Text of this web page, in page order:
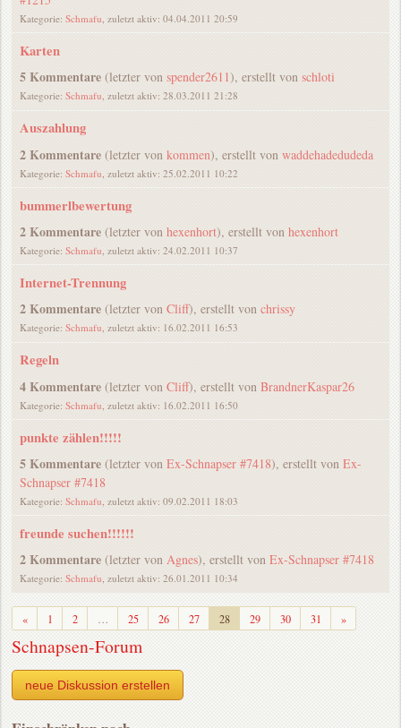
Kategorie: Schmafu , zuletzt aktiv: 04.04.2011 20:59
Karten
5 Kommentare(letzter von spender2611), erstellt von schloti
Kategorie: Schmafu, zuletzt aktiv: 28.03.2011 21:28
Auszahlung
2 Kommentare(letzter von kommen), erstellt von waddehadedudeda
Kategorie: Schmafu , zuletzt aktiv: 25.02.2011 10:22
bummerlbewertung
2 Kommentare(letzter von hexenhort), erstellt von hexenhort
Kategorie: Schmafu, zuletzt aktiv: 24.02.2011 10:37
Internet-Trennung
2 Kommentare(letzter von Cliff), erstellt von chrissy
Kategorie: Schmafu, zuletzt aktiv: 16.02.2011 16:53
Regeln
4 Kommentare(letzter von Cliff), erstellt von BrandnerKaspar26
Kategorie: Schmafu , zuletzt aktiv: 16.02.2011 16:50
punkte zählen!!!!!
5 Kommentare(letzter von Ex-Schnapser #7418), erstellt von Ex-
Schnapser #7418
Kategorie: Schmafu, zuletzt aktiv: 09.02.2011 18:03
freunde suchen!!!!!!
2 Kommentare(letzter von Agnes), erstellt von Ex-Schnapser #7418
Kategorie: Schmafu, zuletzt aktiv: 26.01.2011 10:34
«Zurück1 2 … 25 26 27 28 29 30 31 »Weiter
Schnapsen-Forum
neue Diskussion erstellen